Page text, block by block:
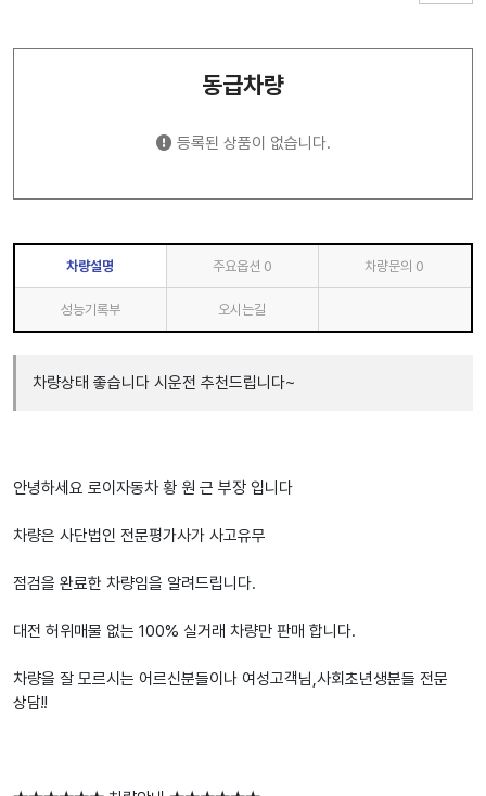
동급차량
등록된 상품이 없습니다.
차량설명 주요옵션 0 차량문의 0
성능기록부 오시는길
차량상태 좋습니다 시운전 추천드립니다~
안녕하세요 로이자동차 황 원 근 부장 입니다
차량은 사단법인 전문평가사가 사고유무
점검을 완료한 차량임을 알려드립니다.
대전 허위매물 없는 100% 실거래 차량만 판매 합니다.
차량을 잘 모르시는 어르신분들이나 여성고객님,사회초년생분들 전문
상담!!